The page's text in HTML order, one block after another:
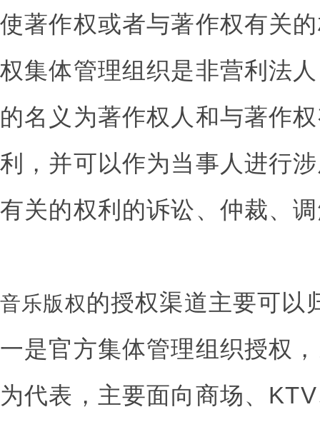
使著作权或者与著作权有关
权集体管理组织是非营利法
的名义为著作权人和与著作
利，并可以作为当事人进行
有关的权利的诉讼、仲裁、
音乐版权的授权渠道主要可以
一是官方集体管理组织授权
为代表，主要面向商场、